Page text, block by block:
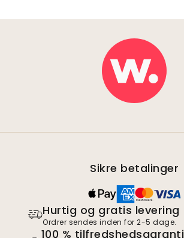
Sikre betalinger
Hurtig og gratis levering
Ordrer sendes inden for 2-5 dage.
100 % tilfredshedsgaranti